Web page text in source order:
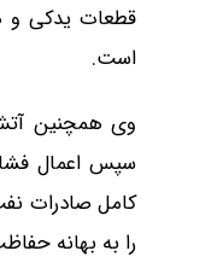
قطعات یدکی و
است.
وی همچنین
سپس اعمال
کامل صادرات
را به بهانه